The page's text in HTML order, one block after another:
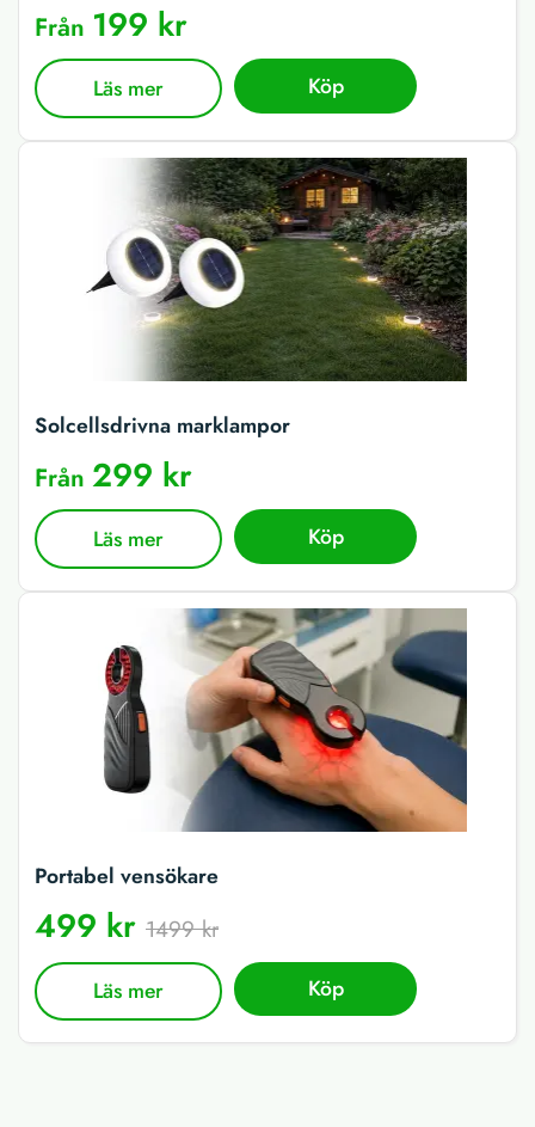
Från 199 kr
Läs mer Köp
Solcellsdrivna marklampor
Från 299 kr
Läs mer Köp
Portabel vensökare
499 kr 1499 kr
Läs mer Köp